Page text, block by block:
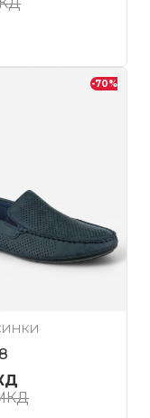
-70%